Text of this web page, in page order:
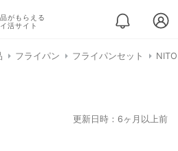
がもらえる
活サイト
フライパン フライパンセット
更新日時：6ヶ月以上前